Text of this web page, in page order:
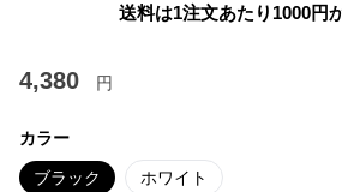
送料は1注文あたり 1000円
4,380 円
カラー
ブラック ホワイト